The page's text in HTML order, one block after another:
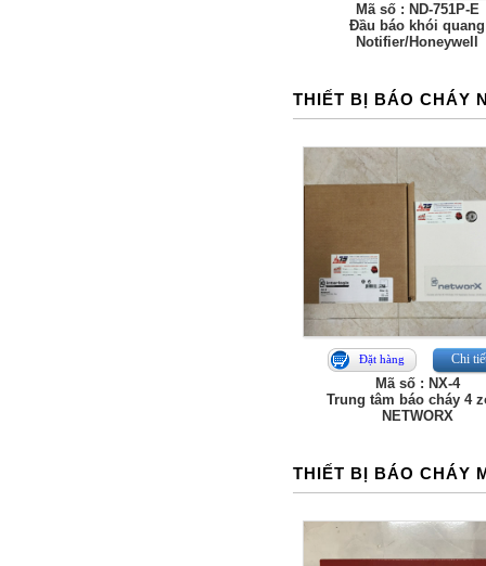
Mã số : ND-751P-E
Đầu báo khói quang
Notifier/Honeywell
THIẾT BỊ BÁO CHÁY
Đặt hàng Chi
Mã số : NX-4
Trung tâm báo cháy 4
NETWORX
THIẾT BỊ BÁO CHÁY